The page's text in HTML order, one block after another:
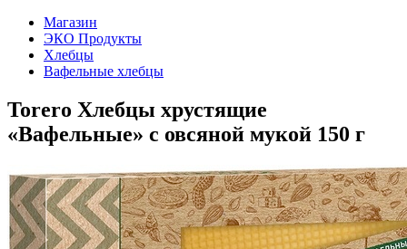
Магазин
ЭКО Продукты
Хлебцы
Вафельные хлебцы
Torero Хлебцы хрустящие
«Вафельные» с овсяной мукой 150 г